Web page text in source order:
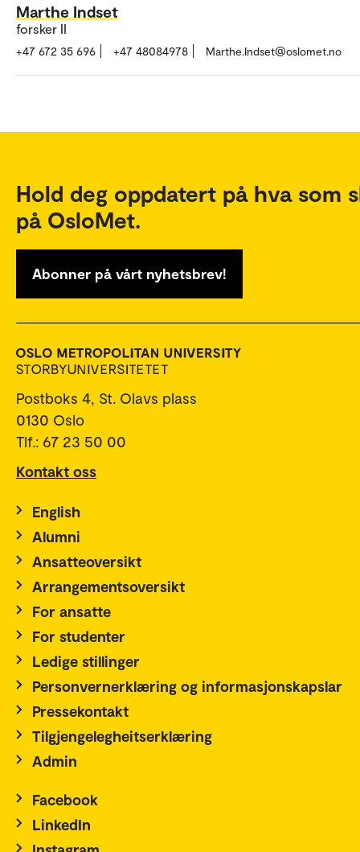
Marthe Indset
forsker II
+47 672 35 696 +47 48084978 Marthe.Indset@oslomet.no
Hold deg oppdatert på hva som
på OsloMet.
Abonner på vårt nyhetsbrev!
Postboks 4, St. Olavs plass
0130 Oslo
Tlf.: 67 23 50 00
Kontakt oss
English
Alumni
Ansatteoversikt
Arrangementsoversikt
For ansatte
For studenter
Ledige stillinger
Personvernerklæring og informasjonskapslar
Pressekontakt
Tilgjengelegheitserklæring
Admin
Facebook
LinkedIn